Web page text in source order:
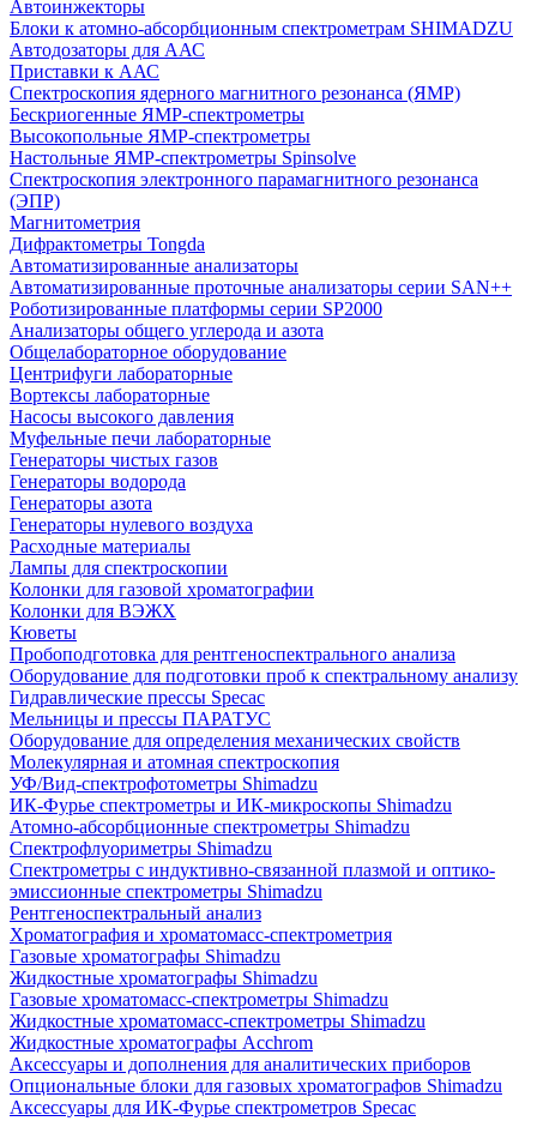
Автоинжекторы
Блоки к атомно-абсорбционным спектрометрам SHIMADZU
Автодозаторы для ААС
Приставки к ААС
Спектроскопия ядерного магнитного резонанса (ЯМР)
Бескриогенные ЯМР‑спектрометры
Высокопольные ЯМР‑спектрометры
Настольные ЯМР‑спектрометры Spinsolve
Спектроскопия электронного парамагнитного резонанса
(ЭПР)
Магнитометрия
Дифрактометры Tongda
Автоматизированные анализаторы
Автоматизированные проточные анализаторы серии SAN++
Роботизированные платформы серии SP2000
Анализаторы общего углерода и азота
Общелабораторное оборудование
Центрифуги лабораторные
Вортексы лабораторные
Насосы высокого давления
Муфельные печи лабораторные
Генераторы чистых газов
Генераторы водорода
Генераторы азота
Генераторы нулевого воздуха
Расходные материалы
Лампы для спектроскопии
Колонки для газовой хроматографии
Колонки для ВЭЖХ
Кюветы
Пробоподготовка для рентгеноспектрального анализа
Оборудование для подготовки проб к спектральному анализу
Гидравлические прессы Specac
Мельницы и прессы ПАРАТУС
Оборудование для определения механических свойств
Молекулярная и атомная спектроскопия
УФ/Вид-спектрофотометры Shimadzu
ИК-Фурье спектрометры и ИК-микроскопы Shimadzu
Атомно-абсорбционные спектрометры Shimadzu
Спектрофлуориметры Shimadzu
Спектрометры с индуктивно-связанной плазмой и оптико-
эмиссионные спектрометры Shimadzu
Рентгеноспектральный анализ
Хроматография и хроматомасс-спектрометрия
Газовые хроматографы Shimadzu
Жидкостные хроматографы Shimadzu
Газовые хроматомасс-спектрометры Shimadzu
Жидкостные хроматомасс-спектрометры Shimadzu
Жидкостные хроматографы Acchrom
Аксессуары и дополнения для аналитических приборов
Опциональные блоки для газовых хроматографов Shimadzu
Аксессуары для ИК-Фурье спектрометров Specac